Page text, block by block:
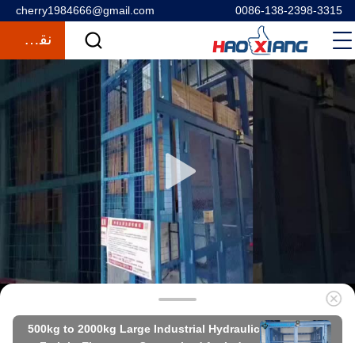
cherry1984666@gmail.com 0086-138-2398-3315
نقل قول
500kg to 2000kg Large Industrial Hydraulic